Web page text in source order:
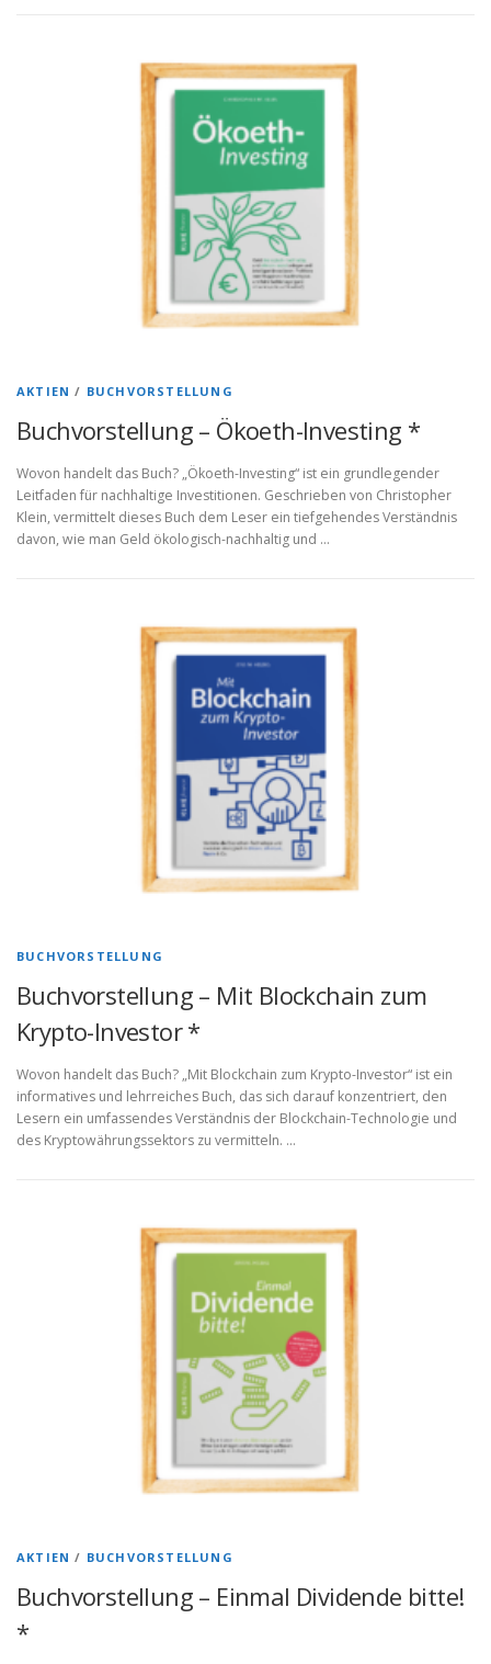
AKTIEN / BUCHVORSTELLUNG
Buchvorstellung – Ökoeth-Investing *
Wovon handelt das Buch? „Ökoeth-Investing“ ist ein grundlegender
Leitfaden für nachhaltige Investitionen. Geschrieben von Christopher
Klein, vermittelt dieses Buch dem Leser ein tiefgehendes Verständnis
davon, wie man Geld ökologisch-nachhaltig und …
BUCHVORSTELLUNG
Buchvorstellung – Mit Blockchain zum
Krypto-Investor *
Wovon handelt das Buch? „Mit Blockchain zum Krypto-Investor“ ist ein
informatives und lehrreiches Buch, das sich darauf konzentriert, den
Lesern ein umfassendes Verständnis der Blockchain-Technologie und
des Kryptowährungssektors zu vermitteln. …
AKTIEN / BUCHVORSTELLUNG
Buchvorstellung – Einmal Dividende bitte!
*